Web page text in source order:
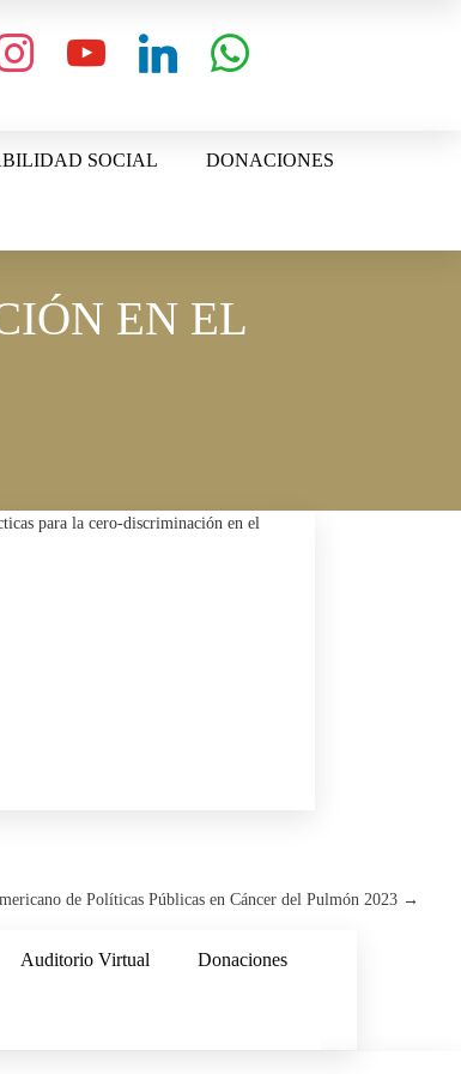
youtube linkedin whatsapp
SOCIAL DONACIONES
EN EL
para la cero-discriminación en el
de Políticas Públicas en Cáncer del Pulmón 2023 →
Auditorio Virtual Donaciones